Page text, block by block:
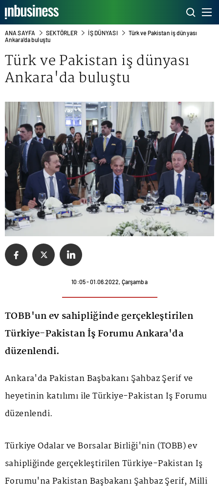
ANA SAYFA SEKTÖRLER İŞ DÜNYASI
Türk ve Pakistan iş dünyası
Ankara'da buluştu
Türk ve Pakistan iş dünyası
Ankara'da buluştu
10:05 - 01.06.2022, Çarşamba
TOBB'un ev sahipliğinde gerçekleştirilen
Türkiye-Pakistan İş Forumu Ankara'da
düzenlendi.
Ankara'da Pakistan Başbakanı Şahbaz Şerif ve
heyetinin katılımı ile Türkiye-Pakistan İş Forumu
düzenlendi.
Türkiye Odalar ve Borsalar Birliği'nin (TOBB) ev
sahipliğinde gerçekleştirilen Türkiye-Pakistan İş
Forumu'na Pakistan Başbakanı Şahbaz Şerif, Milli